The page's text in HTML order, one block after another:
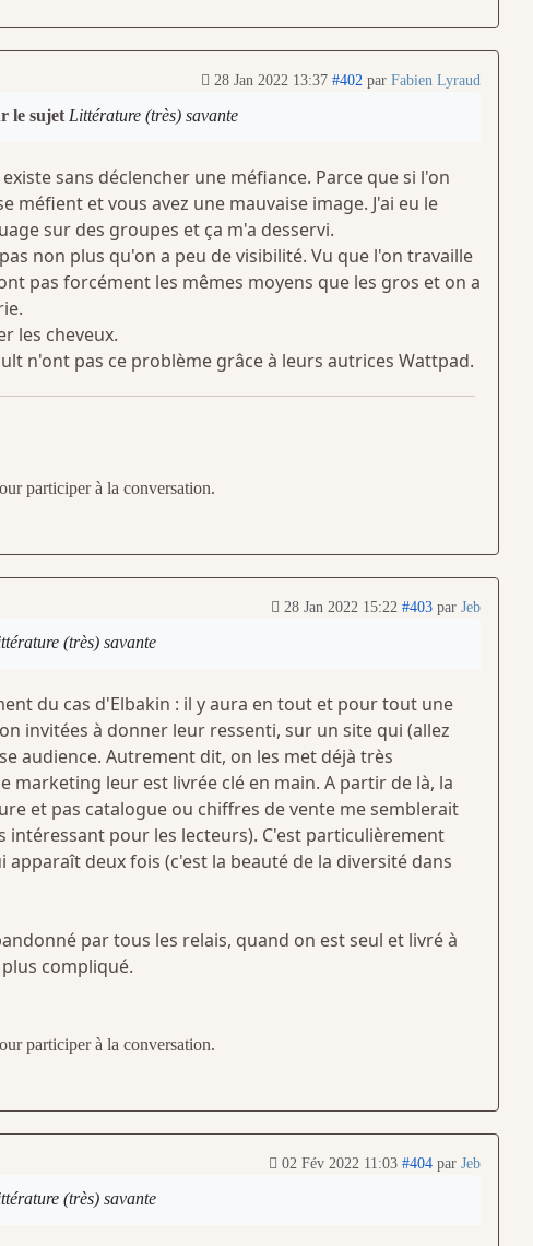
28 Jan 2022 13:37 #402 par Fabien Lyraud
le sujet Littérature (très) savante
sans déclencher une méfiance. Parce que si l'on
méfient et vous avez une mauvaise image. J'ai eu le
sur des groupes et ça m'a desservi.
non plus qu'on a peu de visibilité. Vu que l'on travaille
pas forcément les mêmes moyens que les gros et on a
les cheveux.
n'ont pas ce problème grâce à leurs autrices Wattpad.
participer à la conversation.
28 Jan 2022 15:22 #403 par Jeb
(très) savante
du cas d'Elbakin : il y aura en tout et pour tout une
invitées à donner leur ressenti, sur un site qui (allez
audience. Autrement dit, on les met déjà très
marketing leur est livrée clé en main. A partir de là, la
et pas catalogue ou chiffres de vente me semblerait
intéressant pour les lecteurs). C'est particulièrement
deux fois (c'est la beauté de la diversité dans
par tous les relais, quand on est seul et livré à
compliqué.
participer à la conversation.
02 Fév 2022 11:03 #404 par Jeb
(très) savante